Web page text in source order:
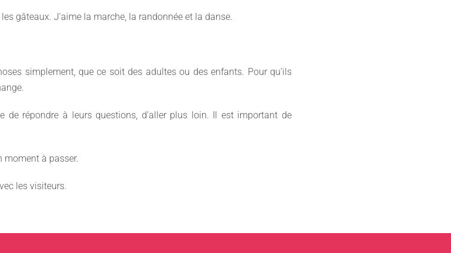
gâteaux. J'aime la marche, la randonnée et la danse.
simplement, que ce soit des adultes ou des enfants. Pour qu’ils
de répondre à leurs questions, d’aller plus loin. Il est important de
moment à passer.
les visiteurs.